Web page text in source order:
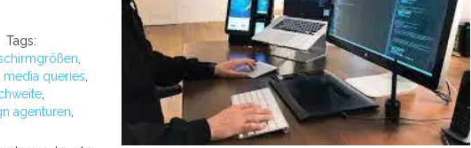
Tags:
media queries
agenturen